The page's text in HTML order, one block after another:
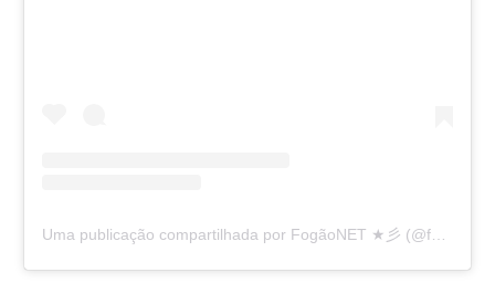
Uma publicação compartilhada por FogãoNET ★彡 (@fogaonet)